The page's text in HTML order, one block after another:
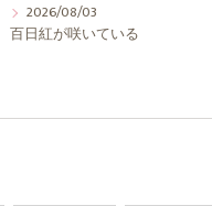
2026/08/03
百日紅が咲いている